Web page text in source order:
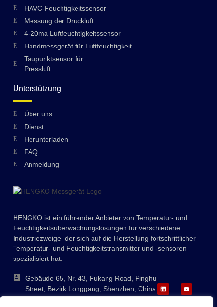
HAVC-Feuchtigkeitssensor
Messung der Druckluft
4-20ma Luftfeuchtigkeitssensor
Handmessgerät für Luftfeuchtigkeit
Taupunktsensor für
Pressluft
Unterstützung
Über uns
Dienst
Herunterladen
FAQ
Anmeldung
HENGKO ist ein führender Anbieter von Temperatur- und
Feuchtigkeitsüberwachungslösungen für verschiedene
Industriezweige, der sich auf die Herstellung fortschrittlicher
Temperatur- und Feuchtigkeitstransmitter und -sensoren
spezialisiert hat.
Gebäude 65, Nr. 43, Fukang Road, Pinghu
Street, Bezirk Longgang, Shenzhen, China
French
Italian
Japanese
Korean
Romanian